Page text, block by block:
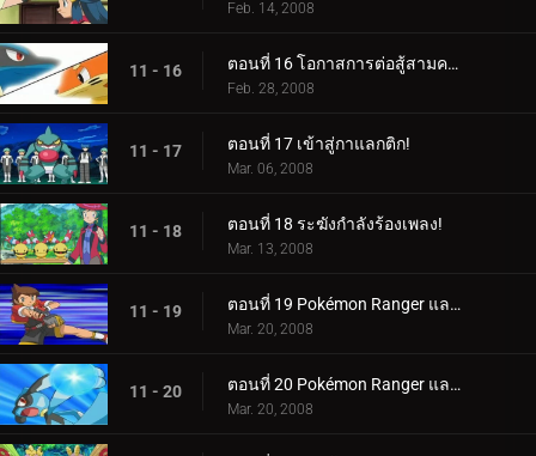
Feb. 14, 2008
11 - 16 ตอนที่ 16 โอกาสการต่อสู้สามครั้ง!
Feb. 28, 2008
11 - 17 ตอนที่ 17 เข้าสู่กาแลกติก!
Mar. 06, 2008
11 - 18 ตอนที่ 18 ระฆังกำลังร้องเพลง!
Mar. 13, 2008
11 - 19 ตอนที่ 19 Pokémon Ranger และ Riolu ที่ถูกลักพาตัว! (1)
Mar. 20, 2008
11 - 20 ตอนที่ 20 Pokémon Ranger และ Riolu ที่ถูกลักพาตัว! (2)
Mar. 20, 2008